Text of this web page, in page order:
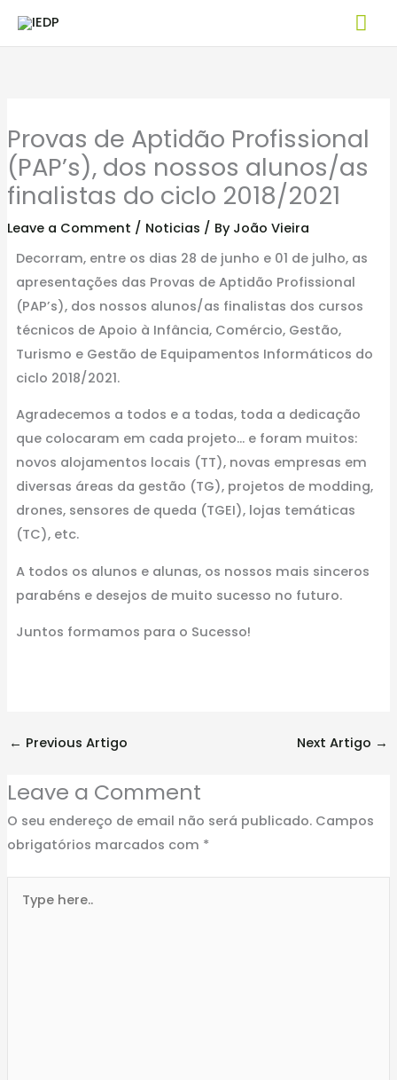
Provas de Aptidão Profissional
(PAP’s), dos nossos alunos/as
finalistas do ciclo 2018/2021
Leave a Comment / Noticias / By João Vieira
Decorram, entre os dias 28 de junho e 01 de julho, as
apresentações das Provas de Aptidão Profissional
(PAP’s), dos nossos alunos/as finalistas dos cursos
técnicos de Apoio à Infância, Comércio, Gestão,
Turismo e Gestão de Equipamentos Informáticos do
ciclo 2018/2021.
Agradecemos a todos e a todas, toda a dedicação
que colocaram em cada projeto… e foram muitos:
novos alojamentos locais (TT), novas empresas em
diversas áreas da gestão (TG), projetos de modding,
drones, sensores de queda (TGEI), lojas temáticas
(TC), etc.
A todos os alunos e alunas, os nossos mais sinceros
parabéns e desejos de muito sucesso no futuro.
Juntos formamos para o Sucesso!
← Previous Artigo Next Artigo →
Leave a Comment
O seu endereço de email não será publicado. Campos
obrigatórios marcados com *
here..